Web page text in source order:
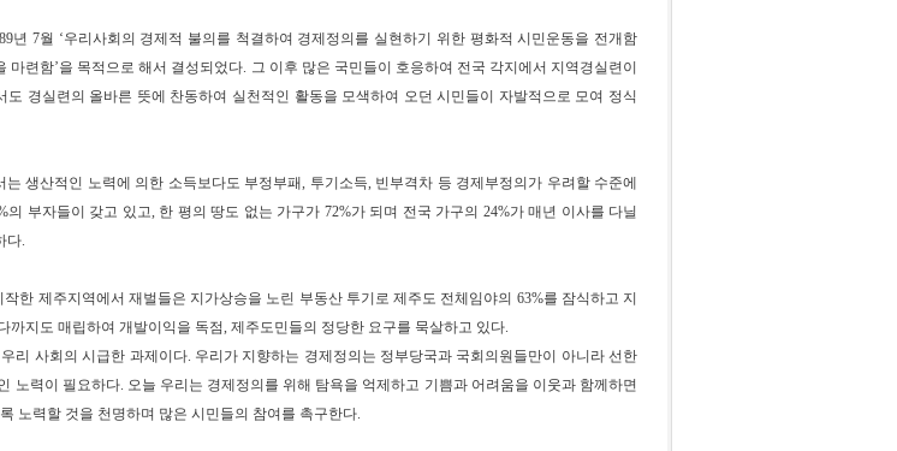
년 7월 ‘우리사회의 경제적 불의를 척결하여 경제정의를 실현하기 위한 평화적 시민운동을 전개함
마련함’을 목적으로 해서 결성되었다. 그 이후 많은 국민들이 호응하여 전국 각지에서 지역경실련이
도 경실련의 올바른 뜻에 찬동하여 실천적인 활동을 모색하여 오던 시민들이 자발적으로 모여 정식
생산적인 노력에 의한 소득보다도 부정부패, 투기소득, 빈부격차 등 경제부정의가 우려할 수준에
의 부자들이 갖고 있고, 한 평의 땅도 없는 가구가 72%가 되며 전국 가구의 24%가 매년 이사를 다닐
다.
한 제주지역에서 재벌들은 지가상승을 노린 부동산 투기로 제주도 전체임야의 63%를 잠식하고 지
까지도 매립하여 개발이익을 독점, 제주도민들의 정당한 요구를 묵살하고 있다.
리 사회의 시급한 과제이다. 우리가 지향하는 경제정의는 정부당국과 국회의원들만이 아니라 선한
노력이 필요하다. 오늘 우리는 경제정의를 위해 탐욕을 억제하고 기쁨과 어려움을 이웃과 함께하면
노력할 것을 천명하며 많은 시민들의 참여를 촉구한다.